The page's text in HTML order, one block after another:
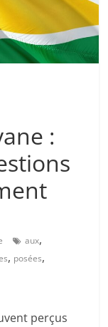
:
aux,
, posées,
perçus